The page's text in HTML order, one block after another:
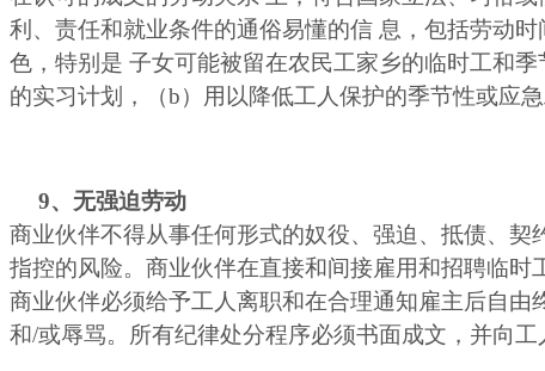
利、责任和就业条件的通俗易懂的信 息，包括劳动
色，特别是 子女可能被留在农民工家乡的临时工和
的实习计划，（b）用以降低工人保护的季节性或应
9、无强迫劳动
商业伙伴不得从事任何形式的奴役、强迫、抵债、
指控的风险。商业伙伴在直接和间接雇用和招聘临时
商业伙伴必须给予工人离职和在合理通知雇主后自
和/或辱骂。所有纪律处分程序必须书面成文，并向工